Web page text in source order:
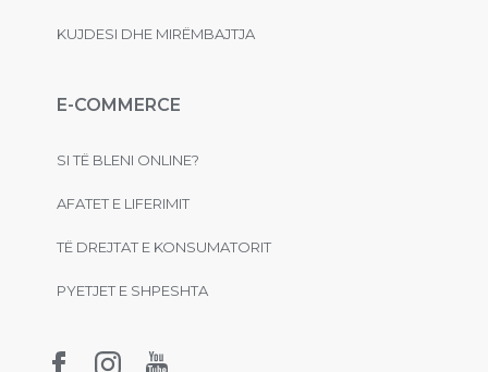
KUJDESI DHE MIRËMBAJTJA
E-COMMERCE
SI TË BLENI ONLINE?
AFATET E LIFERIMIT
TË DREJTAT E KONSUMATORIT
PYETJET E SHPESHTA